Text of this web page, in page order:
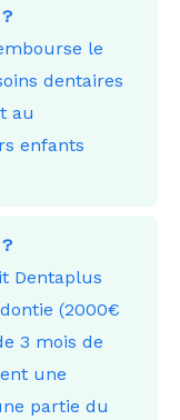
le
dentaires
au
enfants
Dentaplus
(2000€
3 mois de
une
partie du